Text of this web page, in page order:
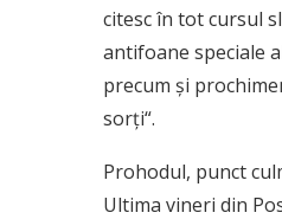
citesc în tot cursul
antifoane speciale
precum şi
sorţi“.
Prohodul, punct
Ultima vineri din